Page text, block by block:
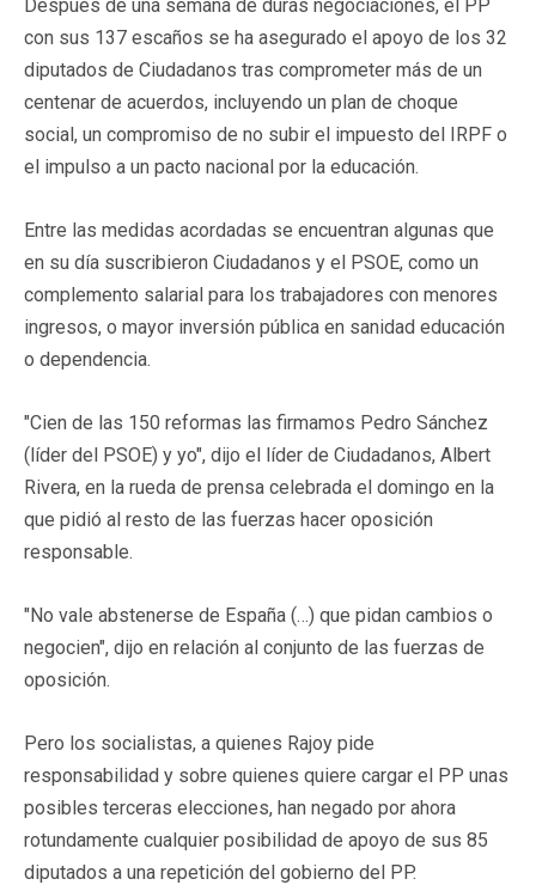
Después de una semana de duras negociaciones, el PP
con sus 137 escaños se ha asegurado el apoyo de los 32
diputados de Ciudadanos tras comprometer más de un
centenar de acuerdos, incluyendo un plan de choque
social, un compromiso de no subir el impuesto del IRPF o
el impulso a un pacto nacional por la educación.
Entre las medidas acordadas se encuentran algunas que
en su día suscribieron Ciudadanos y el PSOE, como un
complemento salarial para los trabajadores con menores
ingresos, o mayor inversión pública en sanidad educación
o dependencia.
"Cien de las 150 reformas las firmamos Pedro Sánchez
(líder del PSOE) y yo", dijo el líder de Ciudadanos, Albert
Rivera, en la rueda de prensa celebrada el domingo en la
que pidió al resto de las fuerzas hacer oposición
responsable.
"No vale abstenerse de España (…) que pidan cambios o
negocien", dijo en relación al conjunto de las fuerzas de
oposición.
Pero los socialistas, a quienes Rajoy pide
responsabilidad y sobre quienes quiere cargar el PP unas
posibles terceras elecciones, han negado por ahora
rotundamente cualquier posibilidad de apoyo de sus 85
diputados a una repetición del gobierno del PP.